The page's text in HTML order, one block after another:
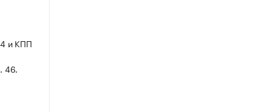
и КПП
46.